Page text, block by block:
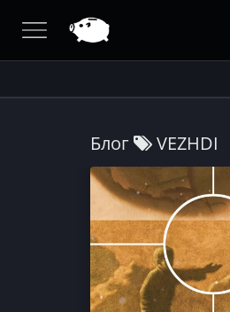
Блог VEZHDI